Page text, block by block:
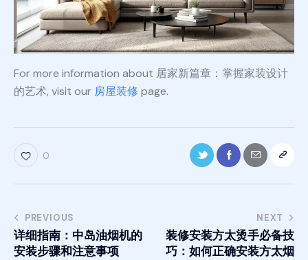
For more information about 居家新篇章：掌握家装设计
的艺术, visit our 房屋装修 page.
0
PREVIOUS
详细指南：中岛油烟机的
安装步骤和注意事项
NEXT
装修安装方太烫手必备技
巧：如何正确安装方太烟